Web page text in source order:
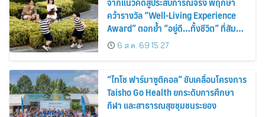
คว้ารางวัล “Well-Living Experience
Award” ตอกย้ำ “อยู่ดี…ทั้งชีวิต” ที่สัมผัส
ได้ในทุกวัน
6 ส.ค. 69 15:27
“ไทโช ฟาร์มาซูติคอล” ขับเคลื่อนโครงการ
Taisho Go Health ยกระดับการศึกษา
กีฬา และสาธารณสุขชุมชนระยอง